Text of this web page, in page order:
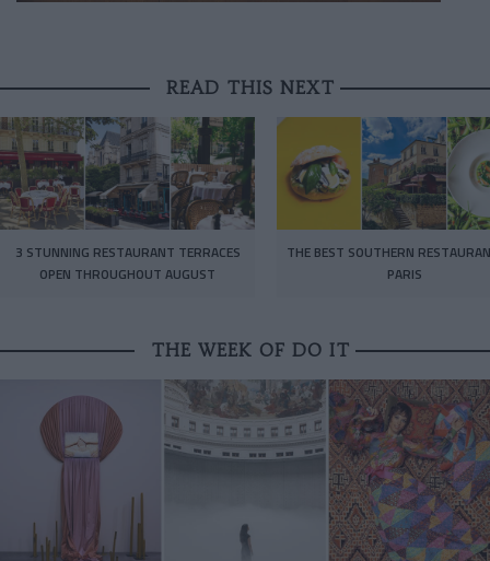
READ THIS NEXT
3 STUNNING RESTAURANT TERRACES
OPEN THROUGHOUT AUGUST
THE BEST SOUTHERN
PARIS
THE WEEK OF DO IT